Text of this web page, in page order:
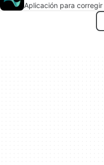
Aplicación para